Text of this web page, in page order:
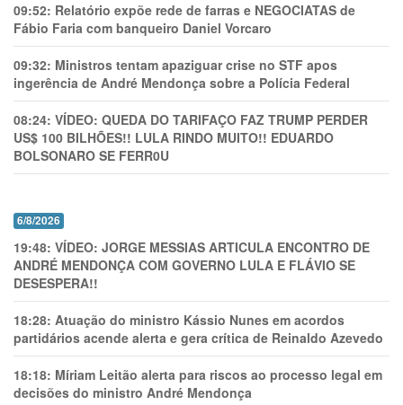
09:52: Relatório expõe rede de farras e NEGOCIATAS de
Fábio Faria com banqueiro Daniel Vorcaro
09:32: Ministros tentam apaziguar crise no STF apos
ingerência de André Mendonça sobre a Polícia Federal
08:24: VÍDEO: QUEDA DO TARIFAÇO FAZ TRUMP PERDER
US$ 100 BILHÕES!! LULA RINDO MUITO!! EDUARDO
BOLSONARO SE FERR0U
6/8/2026
19:48: VÍDEO: JORGE MESSIAS ARTICULA ENCONTRO DE
ANDRÉ MENDONÇA COM GOVERNO LULA E FLÁVIO SE
DESESPERA!!
18:28: Atuação do ministro Kássio Nunes em acordos
partidários acende alerta e gera crítica de Reinaldo Azevedo
18:18: Míriam Leitão alerta para riscos ao processo legal em
decisões do ministro André Mendonça